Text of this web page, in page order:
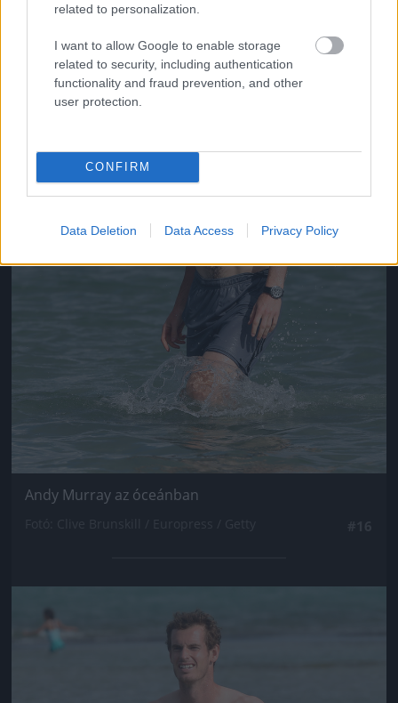
related to personalization.
I want to allow Google to enable storage
related to security, including authentication
functionality and fraud prevention, and other
user protection.
CONFIRM
Data Deletion Data Access Privacy Policy
Jön még kép!
Andy Murray az óceánban
Jön még kép!